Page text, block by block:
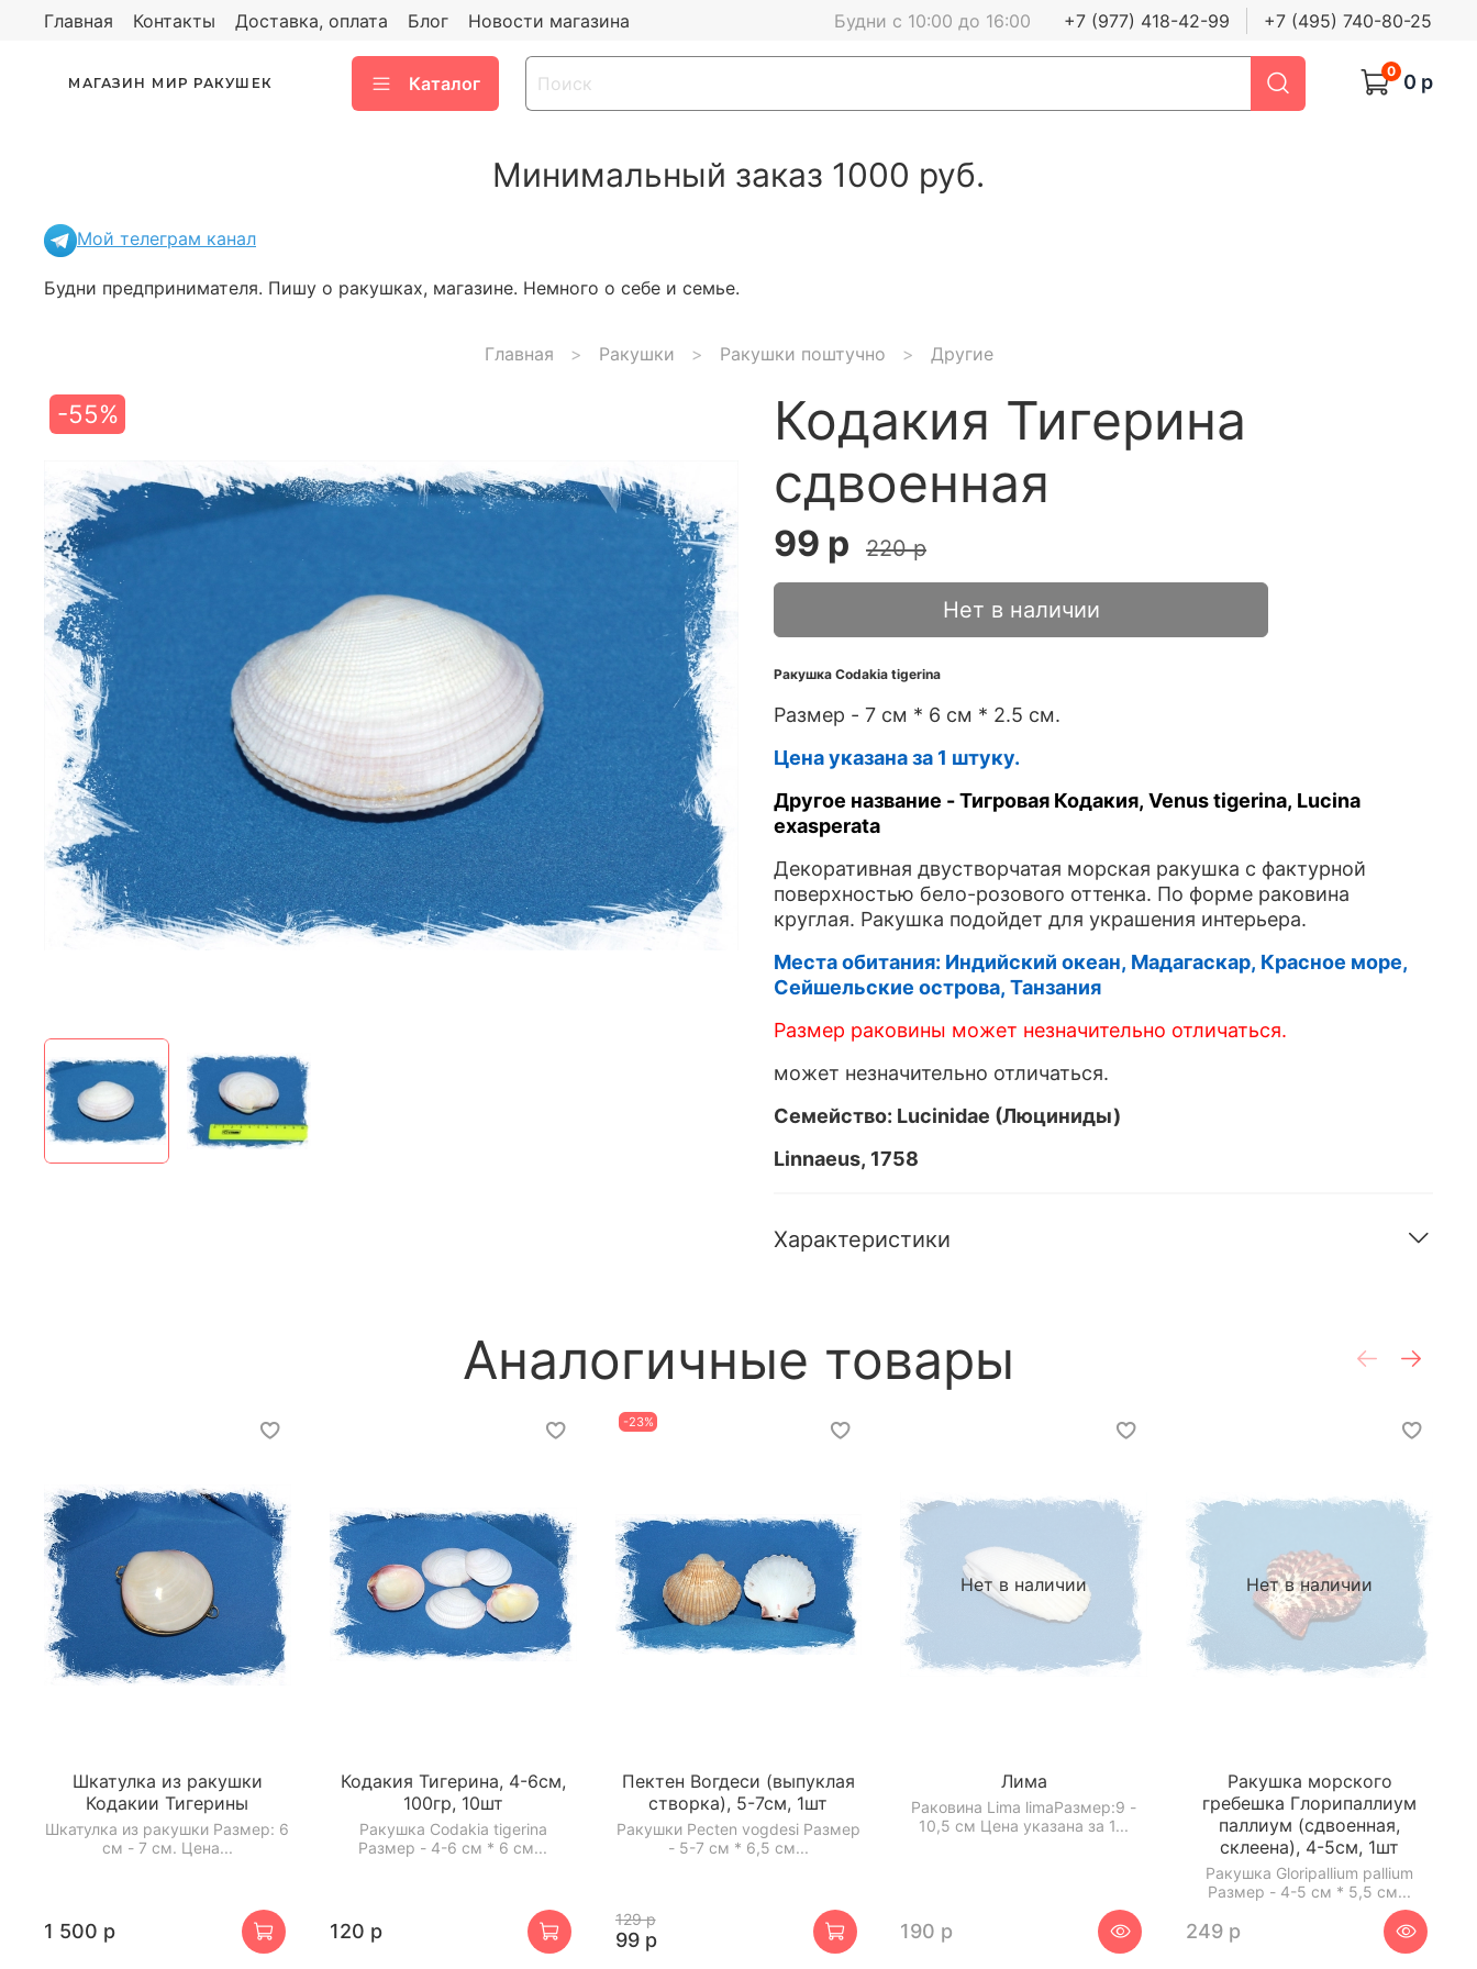
Главная Контакты Доставка, оплата Блог Новости магазина Будни с 10:00 до 16:00 +7 (977) 418-42-99 +7 (495) 740-80-25
МАГАЗИН МИР РАКУШЕК Каталог
0 0 р
Минимальный заказ 1000 руб.
Мой телеграм канал
Будни предпринимателя. Пишу о ракушках, магазине. Немного о себе и семье.
Главная Ракушки Ракушки поштучно Другие
-55%
Кодакия Тигерина
сдвоенная
99 р 220 р
Нет в наличии
Ракушка Codakia tigerina
Размер - 7 см * 6 см * 2.5 см.
Цена указана за 1 штуку.
Другое название - Тигровая Кодакия, Venus tigerina, Lucina
exasperata
Декоративная двустворчатая морская ракушка с фактурной
поверхностью бело-розового оттенка. По форме раковина
круглая. Ракушка подойдет для украшения интерьера.
Места обитания: Индийский океан, Мадагаскар, Красное море,
Сейшельские острова, Танзания
Размер раковины может незначительно отличаться.
может незначительно отличаться.
Семейство: Lucinidae (Люциниды)
Linnaeus, 1758
Характеристики
Аналогичные товары
Шкатулка из ракушки
Кодакии Тигерины
Шкатулка из ракушки Размер: 6
см - 7 см. Цена...
1 500 р
Кодакия Тигерина, 4-6см,
100гр, 10шт
Ракушка Codakia tigerina
Размер - 4-6 см * 6 см...
120 р
-23%
Пектен Вогдеси (выпуклая
створка), 5-7см, 1шт
Ракушки Pecten vogdesi Размер
- 5-7 см * 6,5 см...
129 р
99 р
Нет в наличии
Лима
Раковина Lima limaРазмер:9 -
10,5 см Цена указана за 1...
190 р
Нет в наличии
Ракушка морского
гребешка Глорипаллиум
паллиум (сдвоенная,
склеена), 4-5см, 1шт
Ракушка Gloripallium pallium
Размер - 4-5 см * 5,5 см...
249 р